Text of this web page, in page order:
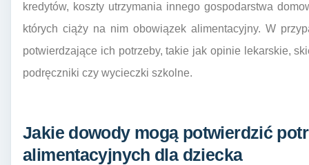
kredytów, koszty utrzymania innego gospodarstwa
których ciąży na nim obowiązek alimentacyjny. W
potwierdzające ich potrzeby, takie jak opinie lekarskie,
podręczniki czy wycieczki szkolne.
Jakie dowody mogą potwierdzić
alimentacyjnych dla dziecka